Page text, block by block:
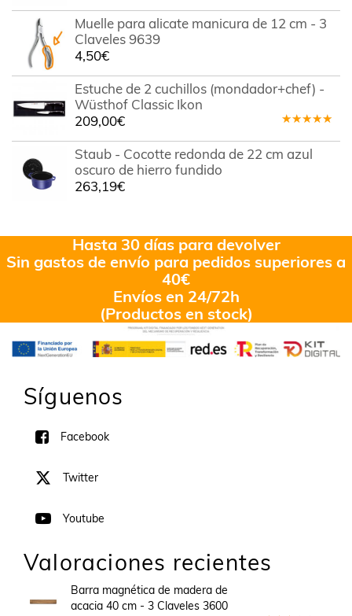
Muelle para alicate manicura de 12 cm - 3
Claveles 9639
4,50€
Estuche de 2 cuchillos (mondador+chef) -
Wüsthof Classic Ikon
en5.00de
5
209,00€
Staub - Cocotte redonda de 22 cm azul
oscuro de hierro fundido
263,19€
Hasta 30 días para devolver
Sin gastos de envío para pedidos superiores a
40€
Envíos en 24/72h
(Productos en stock)
Síguenos
Facebook
Twitter
Youtube
Valoraciones recientes
Barra magnética de madera de
acacia 40 cm - 3 Claveles 3600